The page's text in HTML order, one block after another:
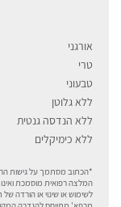
אורגני
טרי
טבעוני
ללא גלוטן
ללא הנדסה גנטית
ללא כימיקלים
*הכתוב מסתמך על גישות
המלצה רפואית מוסמכת
לשימוש או שינוי או הורדה